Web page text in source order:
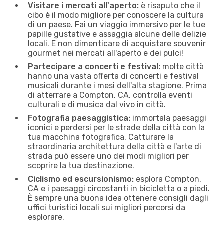
Visitare i mercati all'aperto: è risaputo che il
cibo è il modo migliore per conoscere la cultura
di un paese. Fai un viaggio immersivo per le tue
papille gustative e assaggia alcune delle delizie
locali. E non dimenticare di acquistare souvenir
gourmet nei mercati all'aperto e dei pulci!
Partecipare a concerti e festival: molte città
hanno una vasta offerta di concerti e festival
musicali durante i mesi dell'alta stagione. Prima
di atterrare a Compton, CA, controlla eventi
culturali e di musica dal vivo in città.
Fotografia paesaggistica: immortala paesaggi
iconici e perdersi per le strade della città con la
tua macchina fotografica. Catturare la
straordinaria architettura della città e l'arte di
strada può essere uno dei modi migliori per
scoprire la tua destinazione.
Ciclismo ed escursionismo: esplora Compton,
CA e i paesaggi circostanti in bicicletta o a piedi.
È sempre una buona idea ottenere consigli dagli
uffici turistici locali sui migliori percorsi da
esplorare.